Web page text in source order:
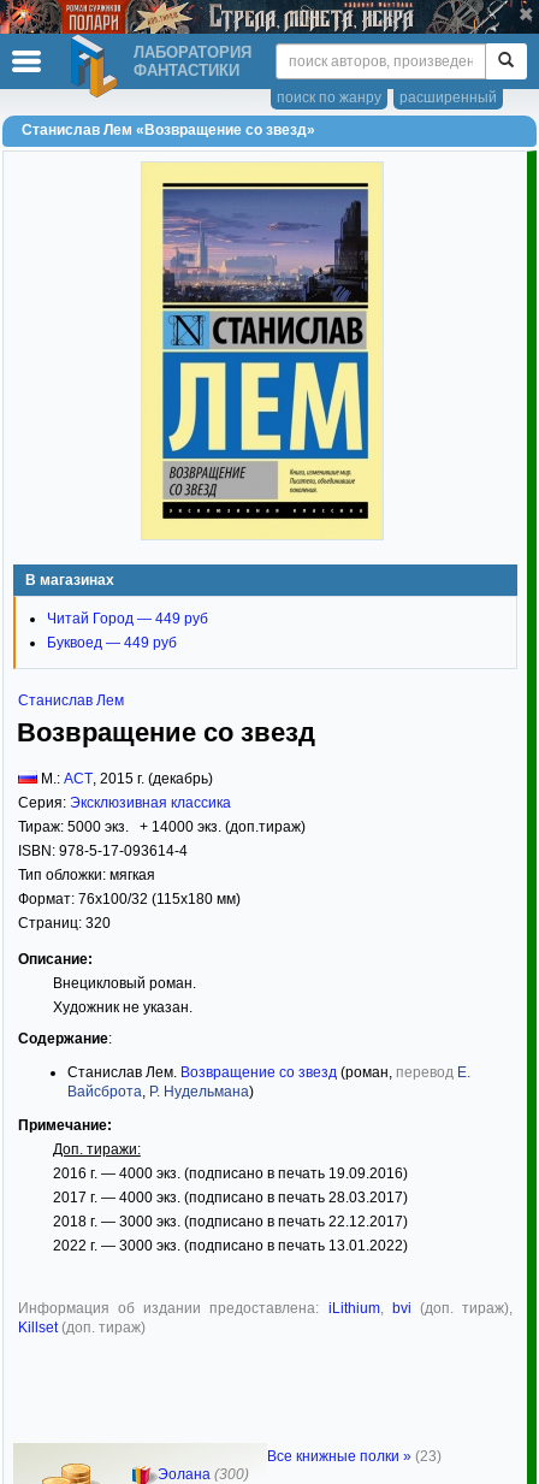
ЛАБОРАТОРИЯ
ФАНТАСТИКИ
расширенный
поиск по жанру
Станислав Лем «Возвращение со звезд»
В магазинах
Читай Город — 449 руб
Буквоед — 449 руб
Станислав Лем
Возвращение со звезд
М.: АСТ, 2015 г. (декабрь)
Серия: Эксклюзивная классика
Тираж: 5000 экз. + 14000 экз. (доп.тираж)
ISBN: 978-5-17-093614-4
Тип обложки: мягкая
Формат: 76x100/32 (115x180 мм)
Страниц: 320
Описание:
Внецикловый роман.
Художник не указан.
Содержание:
Станислав Лем. Возвращение со звезд (роман, перевод Е.
Вайсброта, Р. Нудельмана)
Примечание:
Доп. тиражи:
2016 г. — 4000 экз. (подписано в печать 19.09.2016)
2017 г. — 4000 экз. (подписано в печать 28.03.2017)
2018 г. — 3000 экз. (подписано в печать 22.12.2017)
2022 г. — 3000 экз. (подписано в печать 13.01.2022)
Информация об издании предоставлена: iLithium, bvi (доп. тираж),
Killset(доп. тираж)
Эолана (300)
Все книжные полки » (23)